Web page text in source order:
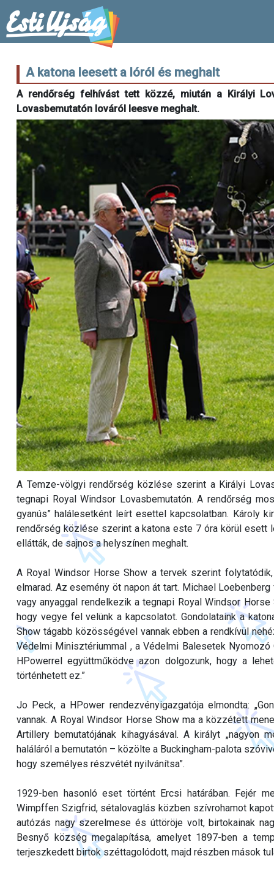
A katona leesett a lóról és meghalt
A rendőrség felhívást tett közzé, miután a Királyi
Lovasbemutatón lováról leesve meghalt.
A Temze-völgyi rendőrség közlése szerint a Királyi
tegnapi Royal Windsor Lovasbemutatón. A rendőrség
gyanús” halálesetként leírt esettel kapcsolatban. Károly
rendőrség közlése szerint a katona este 7 óra körül esett
ellátták, de sajnos a helyszínen meghalt.
A Royal Windsor Horse Show a tervek szerint
elmarad. Az esemény öt napon át tart. Michael
vagy anyaggal rendelkezik a tegnapi Royal Windsor
hogy vegye fel velünk a kapcsolatot. Gondolataink a
Show tágabb közösségével vannak ebben a rendkívül
Védelmi Minisztériummal , a Védelmi Balesetek
HPowerrel együttműködve azon dolgozunk, hogy a
történhetett ez.”
Jo Peck, a HPower rendezvényigazgatója elmondta:
vannak. A Royal Windsor Horse Show ma a közzétett
Artillery bemutatójának kihagyásával. A királyt „nagyon
haláláról a bemutatón – közölte a Buckingham-palota
hogy személyes részvétét nyilvánítsa”.
1929-ben hasonló eset történt Ercsi határában. Fejér
Wimpffen Szigfrid, sétalovaglás közben szívrohamot
autózás nagy szerelmese és úttöröje volt, birtokainak
Besnyő község megalapítása, amelyet 1897-ben a
terjeszkedett birtok széttagolódott, majd részben mások